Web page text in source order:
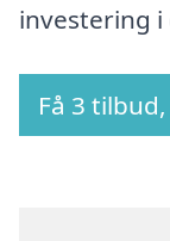
investering
Få 3